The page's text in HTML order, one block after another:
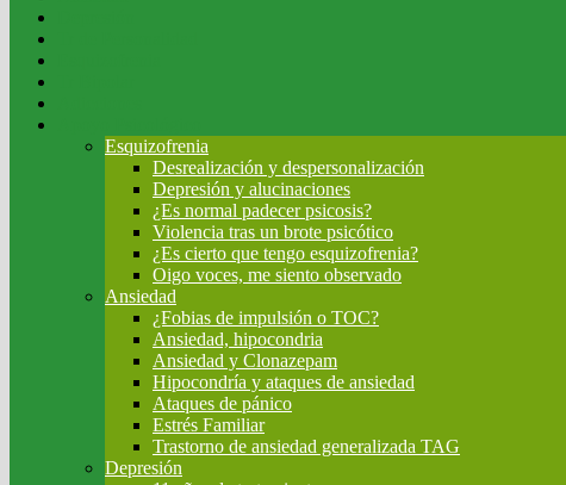
Esquizofrenia
Desrealización y despersonalización
Depresión y alucinaciones
¿Es normal padecer psicosis?
Violencia tras un brote psicótico
¿Es cierto que tengo esquizofrenia?
Oigo voces, me siento observado
Ansiedad
¿Fobias de impulsión o TOC?
Ansiedad, hipocondria
Ansiedad y Clonazepam
Hipocondría y ataques de ansiedad
Ataques de pánico
Estrés Familiar
Trastorno de ansiedad generalizada TAG
Depresión